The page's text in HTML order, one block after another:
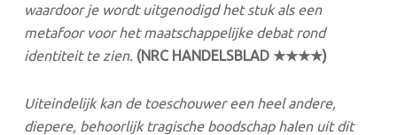
waardoor je wordt uitgenodigd het stuk als een
metafoor voor het maatschappelijke debat rond
identiteit te zien. (NRC HANDELSBLAD ★★★★)
Uiteindelijk kan de toeschouwer een heel andere,
diepere, behoorlijk tragische boodschap halen uit dit